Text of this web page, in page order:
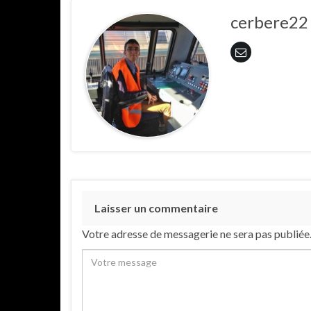
cerbere22
Laisser un commentaire
Votre adresse de messagerie ne sera pas publiée.